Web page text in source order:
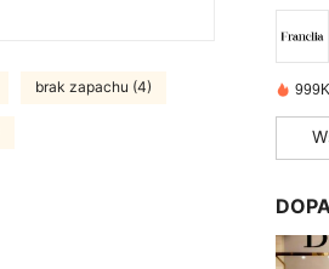
brak zapachu (4)